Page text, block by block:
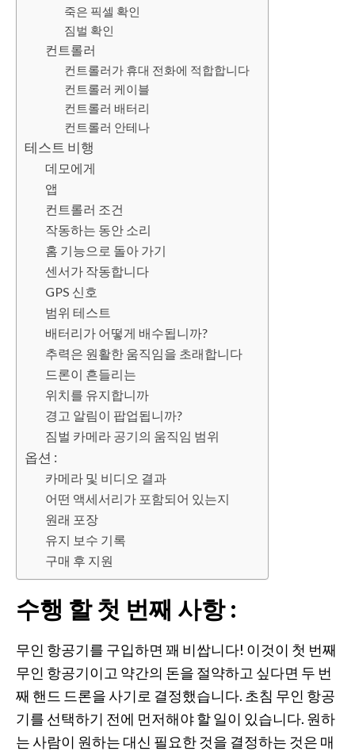
죽은 픽셀 확인
짐벌 확인
컨트롤러
컨트롤러가 휴대 전화에 적합합니다
컨트롤러 케이블
컨트롤러 배터리
컨트롤러 안테나
테스트 비행
데모에게
앱
컨트롤러 조건
작동하는 동안 소리
홈 기능으로 돌아 가기
센서가 작동합니다
GPS 신호
범위 테스트
배터리가 어떻게 배수됩니까?
추력은 원활한 움직임을 초래합니다
드론이 흔들리는
위치를 유지합니까
경고 알림이 팝업됩니까?
짐벌 카메라 공기의 움직임 범위
옵션 :
카메라 및 비디오 결과
어떤 액세서리가 포함되어 있는지
원래 포장
유지 보수 기록
구매 후 지원
수행 할 첫 번째 사항 :
무인 항공기를 구입하면 꽤 비쌉니다! 이것이 첫 번째
무인 항공기이고 약간의 돈을 절약하고 싶다면 두 번
째 핸드 드론을 사기로 결정했습니다. 초침 무인 항공
기를 선택하기 전에 먼저해야 할 일이 있습니다. 원하
는 사람이 원하는 대신 필요한 것을 결정하는 것은 매